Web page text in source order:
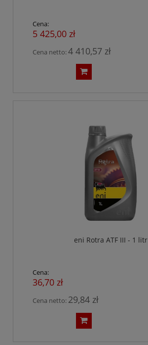
Cena:
5 425,00 zł
Cena netto:4 410,57 zł
eni Rotra ATF III - 1 litr
Cena:
36,70 zł
Cena netto: 29,84 zł